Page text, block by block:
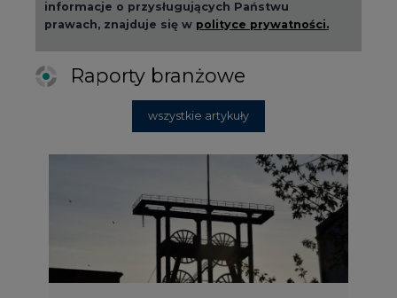
informacje o przysługujących Państwu
prawach, znajduje się w polityce prywatności.
Raporty branżowe
wszystkie artykuły